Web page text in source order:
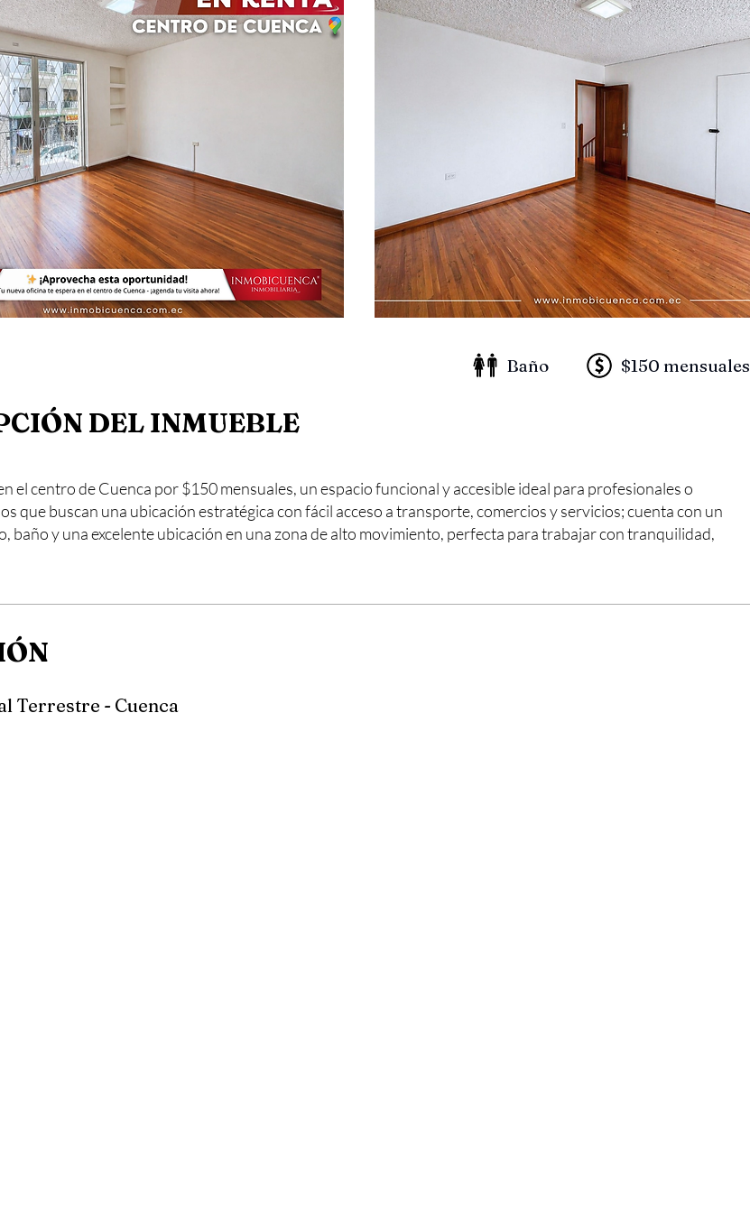
Baño $150 mensuales
DEL INMUEBLE
el centro de Cuenca por $150 mensuales, un espacio funcional y accesible ideal para profesionales o
que buscan una ubicación estratégica con fácil acceso a transporte, comercios y servicios; cuenta con un
baño y una excelente ubicación en una zona de alto movimiento, perfecta para trabajar con tranquilidad,
Terrestre - Cuenca